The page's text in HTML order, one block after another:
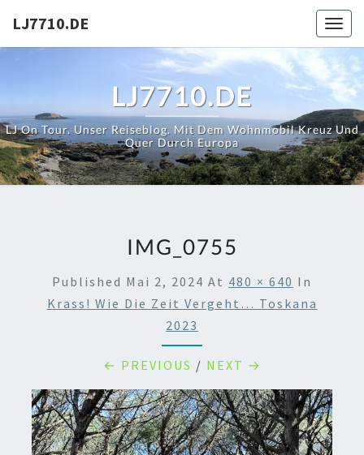
content
LJ7710.DE
LJ7710.DE
LJ On Tour. Unser Reiseblog. Mit Dem Wohnmobil Kreuz Und
Quer Durch Europa
IMG_0755
Published Mai 2, 2024 At 480 × 640 In
Krass! Wie Die Zeit Vergeht… Toskana
2023
← PREVIOUS / NEXT →